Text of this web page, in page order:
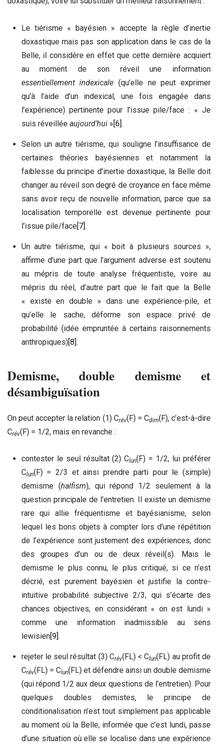
Le tiérisme « bayésien » accepte la règle d’inertie
doxastique mais pas son application dans le cas de la
Belle, il considère en effet que cette dernière acquiert
au moment de son réveil une information
essentiellement indexicale (qu’elle ne peut exprimer
qu’à l’aide d’un indexical, une fois engagée dans
l’expérience) pertinente pour l’issue pile/face : « Je
suis réveillée aujourd’hui»[6].
Selon un autre tiérisme, qui souligne l’insuffisance de
certaines théories bayésiennes et notamment la
faiblesse du principe d’inertie doxastique, la Belle doit
changer au réveil son degré de croyance en face même
sans avoir reçu de nouvelle information, parce que sa
localisation temporelle est devenue pertinente pour
l’issue pile/face[7].
Un autre tiérisme, qui « boit à plusieurs sources »,
affirme d’une part que l’argument adverse est soutenu
au mépris de toute analyse fréquentiste, voire au
mépris du réel, d’autre part que le fait que la Belle
« existe en double » dans une expérience-pile, et
qu’elle le sache, déforme son espace privé de
probabilité (idée empruntée à certains raisonnements
anthropiques)[8].
Demisme, double demisme et
désambiguïsation
On peut accepter la relation (1) Crév(F) = Cdim(F), c’est-à-dire
Crév(F) = 1/2, mais en revanche :
contester le seul résultat (2) Clun(F) = 1/2, lui préférer
Clun(F) = 2/3 et ainsi prendre parti pour le (simple)
demisme (halfism), qui répond 1/2 seulement à la
question principale de l’entretien. Il existe un demisme
rare qui allie fréquentisme et bayésianisme, selon
lequel les bons objets à compter lors d’une répétition
de l’expérience sont justement des expériences, donc
des groupes d’un ou de deux réveil(s). Mais le
demisme le plus connu, le plus critiqué, si ce n’est
décrié, est purement bayésien et justifie la contre-
intuitive probabilité subjective 2/3, qui s’écarte des
chances objectives, en considérant « on est lundi »
comme une information inadmissible au sens
lewisien[9] .
rejeter le seul résultat (3) Crév(FL) < Clun(FL) au profit de
Crév(FL) = Clun(FL) et défendre ainsi un double demisme
(qui répond 1/2 aux deux questions de l’entretien). Pour
quelques doubles demistes, le principe de
conditionalisation n’est tout simplement pas applicable
au moment où la Belle, informée que c’est lundi, passe
d’une situation où elle se localise dans une expérience